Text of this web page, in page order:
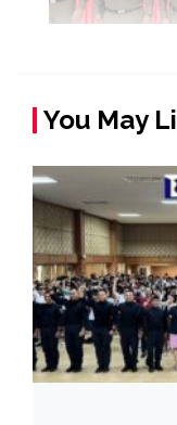
You May